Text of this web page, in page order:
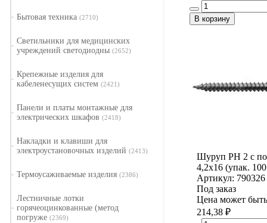
Бытовая техника (2710)
Светильники для медицинских
учреждений светодиодны (2652)
Крепежные изделия для
кабеленесущих систем (2421)
Панели и платы монтажные для
электрических шкафов (2418)
Накладки и клавиши для
электроустановочных изделий (2413)
Термоусаживаемые изделия (2386)
Лестничные лотки
горячеоцинкованные (метод
погруже (2369)
В корзину
Шуруп PH 2 с
4,2x16 (упак.
Артикул: 790326
Под заказ
Цена может
214,38 ₽